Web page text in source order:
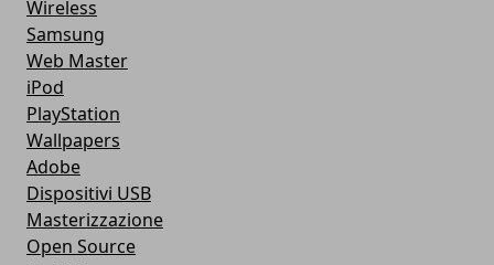
Wireless
Samsung
Web Master
iPod
PlayStation
Wallpapers
Adobe
Dispositivi USB
Masterizzazione
Open Source